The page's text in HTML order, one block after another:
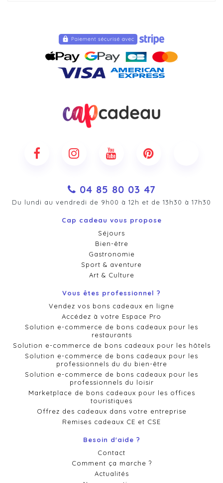
04 85 80 03 47
Du lundi au vendredi de 9h00 à 12h et de 13h30 à 17h30
Cap cadeau vous propose
Séjours
Bien-être
Gastronomie
Sport & aventure
Art & Culture
Vous êtes professionnel ?
Vendez vos bons cadeaux en ligne
Accédez à votre Espace Pro
Solution e-commerce de bons cadeaux pour les
restaurants
Solution e-commerce de bons cadeaux pour les hôtels
Solution e-commerce de bons cadeaux pour les
professionnels du du bien-être
Solution e-commerce de bons cadeaux pour les
professionnels du loisir
Marketplace de bons cadeaux pour les offices
touristiques
Offrez des cadeaux dans votre entreprise
Remises cadeaux CE et CSE
Besoin d'aide ?
Contact
Comment ça marche ?
Actualités